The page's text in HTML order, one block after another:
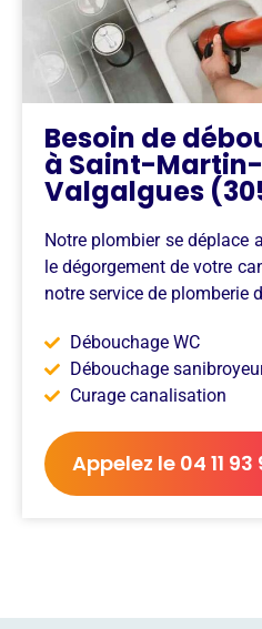
Besoin de
à Saint-
Valgalgues
Notre plombier se déplace
le dégorgement de votre
notre service de plomberie
Débouchage WC
Débouchage
Curage canalisation
Appelez le 04 11 93